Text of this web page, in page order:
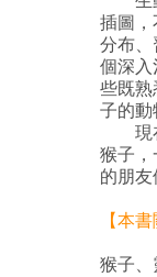
插圖，
分布
個深
些既
子的動
現在
猴子
的朋友
【本
猴子